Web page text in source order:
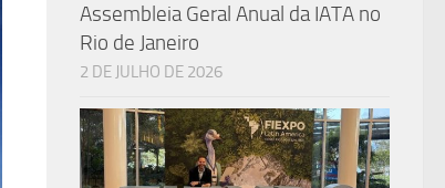
Assembleia Geral Anual da IATA no
Rio de Janeiro
2 DE JULHO DE 2026